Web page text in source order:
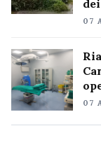
07
07